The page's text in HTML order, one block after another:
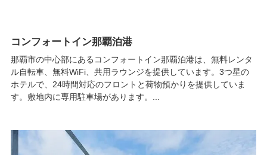
コンフォートイン那覇泊港
那覇市の中心部にあるコンフォートイン那覇泊港は、無料レンタ
ル自転車、無料WiFi、共用ラウンジを提供しています。3つ星の
ホテルで、24時間対応のフロントと荷物預かりを提供していま
す。敷地内に専用駐車場があります。...